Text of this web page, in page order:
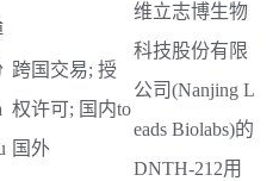
跨国交易; 授
权许可; 国内to
国外
维立志博生物
科技股份有限
公司(Nanjing L
eads Biolabs)的
DNTH-212用